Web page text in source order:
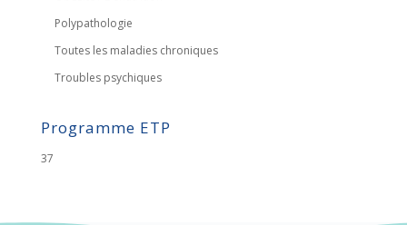
Polypathologie
Toutes les maladies chroniques
Troubles psychiques
Programme ETP
37